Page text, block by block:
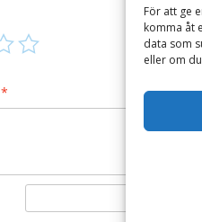
För att ge
komma åt
data som
eller om
*